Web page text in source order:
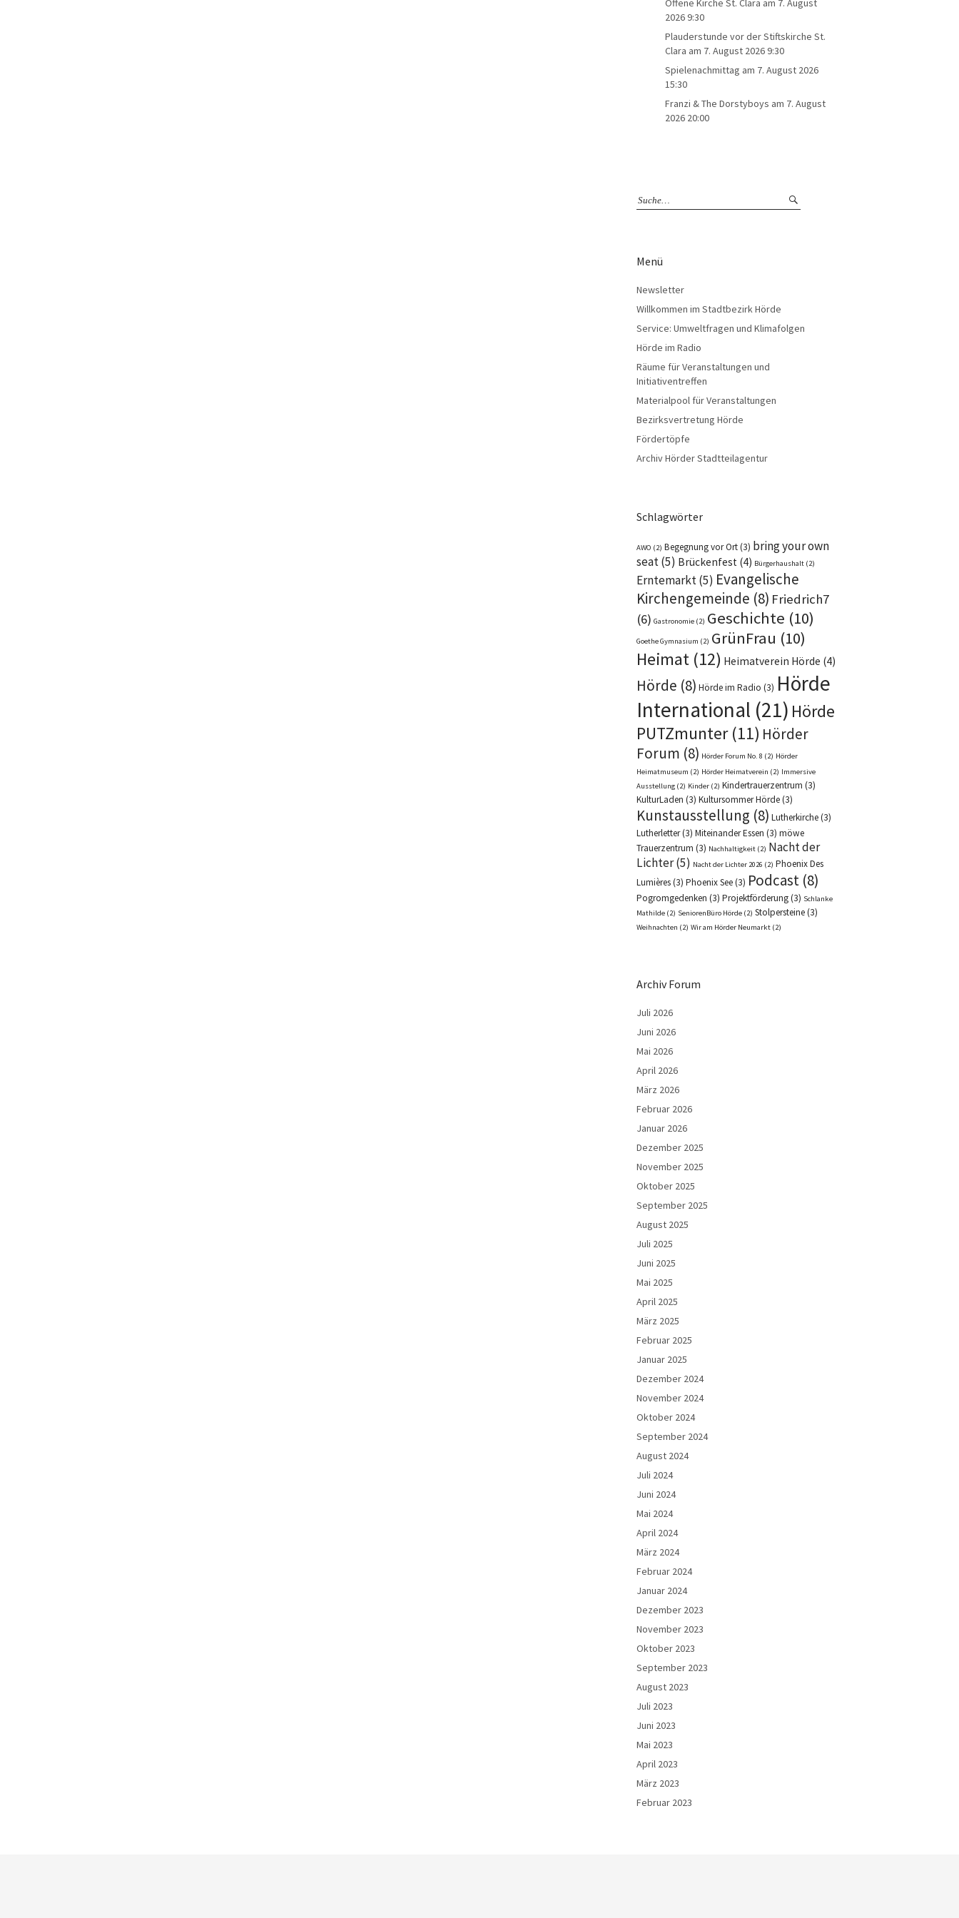
Offene Kirche St. Clara am 7. August
2026 9:30
Plauderstunde vor der Stiftskirche St.
Clara am 7. August 2026 9:30
Spielenachmittag am 7. August 2026
15:30
Franzi & The Dorstyboys am 7. August
2026 20:00
Menü
Newsletter
Willkommen im Stadtbezirk Hörde
Service: Umweltfragen und Klimafolgen
Hörde im Radio
Räume für Veranstaltungen und
Initiativentreffen
Materialpool für Veranstaltungen
Bezirksvertretung Hörde
Fördertöpfe
Archiv Hörder Stadtteilagentur
Schlagwörter
AWO (2) Begegnung vor Ort(3) bring your own
seat(5) Brückenfest (4) Bürgerhaushalt (2)
Erntemarkt(5) Evangelische
Kirchengemeinde (8) Friedrich7
(6) Gastronomie (2) Geschichte (10)
Goethe Gymnasium (2) GrünFrau (10)
Heimat (12) Heimatverein Hörde (4)
Hörde (8) Hörde im Radio (3) Hörde
International (21) Hörde
PUTZmunter(11) Hörder
Forum (8) Hörder Forum No. 8 (2) Hörder
Heimatmuseum (2) Hörder Heimatverein (2) Immersive
Ausstellung (2) Kinder (2) Kindertrauerzentrum (3)
KulturLaden (3) Kultursommer Hörde(3)
Kunstausstellung (8) Lutherkirche(3)
Lutherletter(3) Miteinander Essen (3) möwe
Trauerzentrum (3) Nachhaltigkeit (2) Nacht der
Lichter(5) Nacht der Lichter 2026 (2) Phoenix Des
Lumières(3) Phoenix See(3) Podcast (8)
Pogromgedenken (3) Projektförderung(3) Schlanke
Mathilde (2) SeniorenBüro Hörde (2) Stolpersteine(3)
Weihnachten (2) Wir am Hörder Neumarkt (2)
Archiv Forum
Juli 2026
Juni 2026
Mai 2026
April 2026
März 2026
Februar 2026
Januar 2026
Dezember 2025
November 2025
Oktober 2025
September 2025
August 2025
Juli 2025
Juni 2025
Mai 2025
April 2025
März 2025
Februar 2025
Januar 2025
Dezember 2024
November 2024
Oktober 2024
September 2024
August 2024
Juli 2024
Juni 2024
Mai 2024
April 2024
März 2024
Februar 2024
Januar 2024
Dezember 2023
November 2023
Oktober 2023
September 2023
August 2023
Juli 2023
Juni 2023
Mai 2023
April 2023
März 2023
Februar 2023